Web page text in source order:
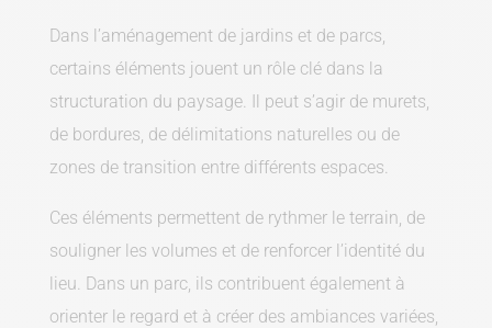
Dans l’aménagement de jardins et de parcs,
certains éléments jouent un rôle clé dans la
structuration du paysage. Il peut s’agir de murets,
de bordures, de délimitations naturelles ou de
zones de transition entre différents espaces.
Ces éléments permettent de rythmer le terrain, de
souligner les volumes et de renforcer l’identité du
lieu. Dans un parc, ils contribuent également à
orienter le regard et à créer des ambiances variées,